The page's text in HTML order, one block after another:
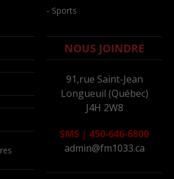
- Sports
NOUS JOINDRE
91,rue Saint-Jean
Longueuil (Québec)
J4H 2W8
SMS | 450-646-6800
admin@fm1033.ca